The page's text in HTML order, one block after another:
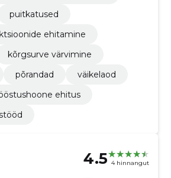
puitkatused
ehitamine
kõrgsurve värvimine
põrandad
väikelaod
ehitus
4.5 4 hinnangut